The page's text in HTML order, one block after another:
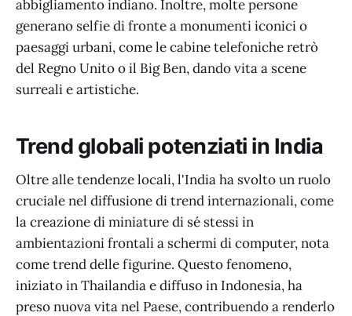
abbigliamento indiano. Inoltre, molte persone
generano selfie di fronte a monumenti iconici o
paesaggi urbani, come le cabine telefoniche retrò
del Regno Unito o il Big Ben, dando vita a scene
surreali e artistiche.
Trend globali potenziati in India
Oltre alle tendenze locali, l'India ha svolto un ruolo
cruciale nel diffusione di trend internazionali, come
la creazione di miniature di sé stessi in
ambientazioni frontali a schermi di computer, nota
come trend delle figurine. Questo fenomeno,
iniziato in Thailandia e diffuso in Indonesia, ha
preso nuova vita nel Paese, contribuendo a renderlo